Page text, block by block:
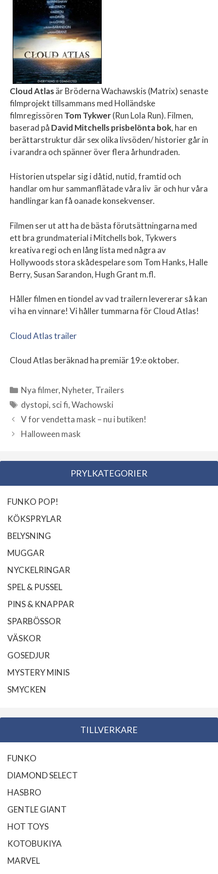
Cloud Atlasär Bröderna Wachawskis (Matrix) senaste
filmprojekt tillsammans med Holländske
filmregissören Tom Tykwer(Run Lola Run). Filmen,
baserad på David Mitchells prisbelönta bok, har en
berättarstruktur där sex olika livsöden/ historier går in
i varandra och spänner över flera århundraden.
Historien utspelar sig i dåtid, nutid, framtid och
handlar om hur sammanflätade våra liv är och hur våra
handlingar kan få oanade konsekvenser.
Filmen ser ut att ha de bästa förutsättningarna med
ett bra grundmaterial i Mitchells bok, Tykwers
kreativa regi och en lång lista med några av
Hollywoods stora skådespelare som Tom Hanks, Halle
Berry, Susan Sarandon, Hugh Grant m.fl.
Håller filmen en tiondel av vad trailern levererar så kan
vi ha en vinnare! Vi håller tummarna för Cloud Atlas!
Cloud Atlas trailer
Cloud Atlas beräknad ha premiär 19:e oktober.
Kategorier
Nya filmer, Nyheter, Trailers
Etiketter
dystopi, sci fi,Wachowski
V for vendetta mask – nu i butiken!
Halloween mask
PRYLKATEGORIER
FUNKO POP!
KÖKSPRYLAR
BELYSNING
MUGGAR
NYCKELRINGAR
SPEL & PUSSEL
PINS & KNAPPAR
SPARBÖSSOR
VÄSKOR
GOSEDJUR
MYSTERY MINIS
SMYCKEN
TILLVERKARE
FUNKO
DIAMOND SELECT
HASBRO
GENTLE GIANT
HOT TOYS
KOTOBUKIYA
MARVEL